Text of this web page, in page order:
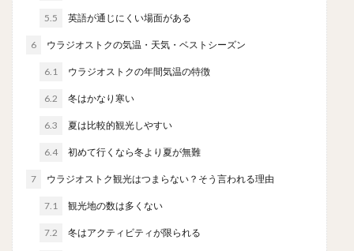
5.5 英語が通じにくい場面がある
6 ウラジオストクの気温・天気・ベストシーズン
6.1 ウラジオストクの年間気温の特徴
6.2 冬はかなり寒い
6.3 夏は比較的観光しやすい
6.4 初めて行くなら冬より夏が無難
7 ウラジオストク観光はつまらない？そう言われる理由
7.1 観光地の数は多くない
7.2 冬はアクティビティが限られる